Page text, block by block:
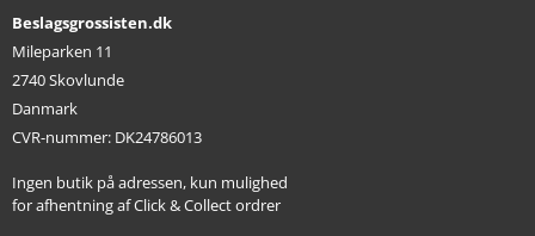
Beslagsgrossisten.dk
Mileparken 11
2740 Skovlunde
Danmark
CVR-nummer: DK24786013
Ingen butik på adressen, kun mulighed
for afhentning af Click & Collect ordrer